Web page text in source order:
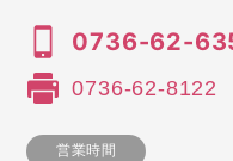
0736-62-
0736-62-8122
営業時間